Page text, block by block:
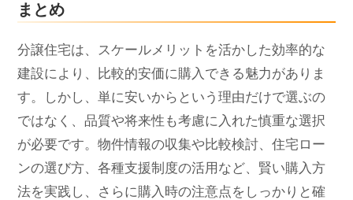
まとめ
分譲住宅は、スケールメリットを活かした効率的な
建設により、比較的安価に購入できる魅力がありま
す。しかし、単に安いからという理由だけで選ぶの
ではなく、品質や将来性も考慮に入れた慎重な選択
が必要です。物件情報の収集や比較検討、住宅ロー
ンの選び方、各種支援制度の活用など、賢い購入方
法を実践し、さらに購入時の注意点をしっかりと確